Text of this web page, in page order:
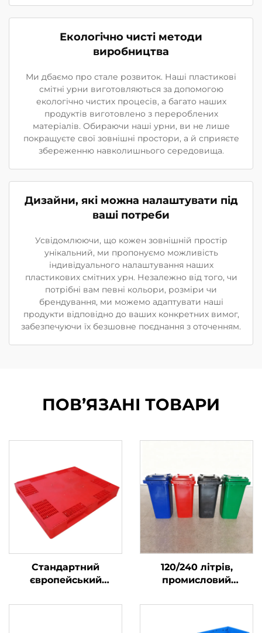
Екологічно чисті методи
виробництва
Ми дбаємо про стале розвиток. Наші пластикові
смітні урни виготовляються за допомогою
екологічно чистих процесів, а багато наших
продуктів виготовлено з перероблених
матеріалів. Обираючи наші урни, ви не лише
покращуєте свої зовнішні простори, а й сприяєте
збереженню навколишнього середовища.
Дизайни, які можна налаштувати під
ваші потреби
Усвідомлюючи, що кожен зовнішній простір
унікальний, ми пропонуємо можливість
індивідуального налаштування наших
пластикових смітних урн. Незалежно від того, чи
потрібні вам певні кольори, розміри чи
брендування, ми можемо адаптувати наші
продукти відповідно до ваших конкретних вимог,
забезпечуючи їх безшовне поєднання з оточенням.
ПОВ’ЯЗАНІ ТОВАРИ
Стандартний
європейський
HDPE 1200 * 1000 мм,
120/240 літрів,
промисловий
вуличного